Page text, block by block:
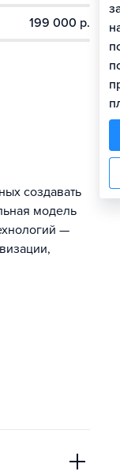
199 000 р.
создавать
модель
—